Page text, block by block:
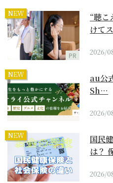
NEW
PR
“聴こ
けて
2026/
NEW
au公
Sh…
2026/
NEW
国民
は？
2026/